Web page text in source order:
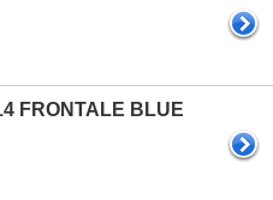
FRONTALE BLUE